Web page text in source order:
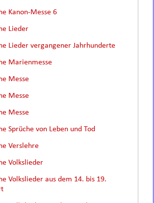
Kanon-Messe 6
Lieder
Lieder vergangener Jahrhunderte
Marienmesse
Messe
Messe
Messe
Sprüche von Leben und Tod
Verslehre
Volkslieder
Volkslieder aus dem 14. bis 19.